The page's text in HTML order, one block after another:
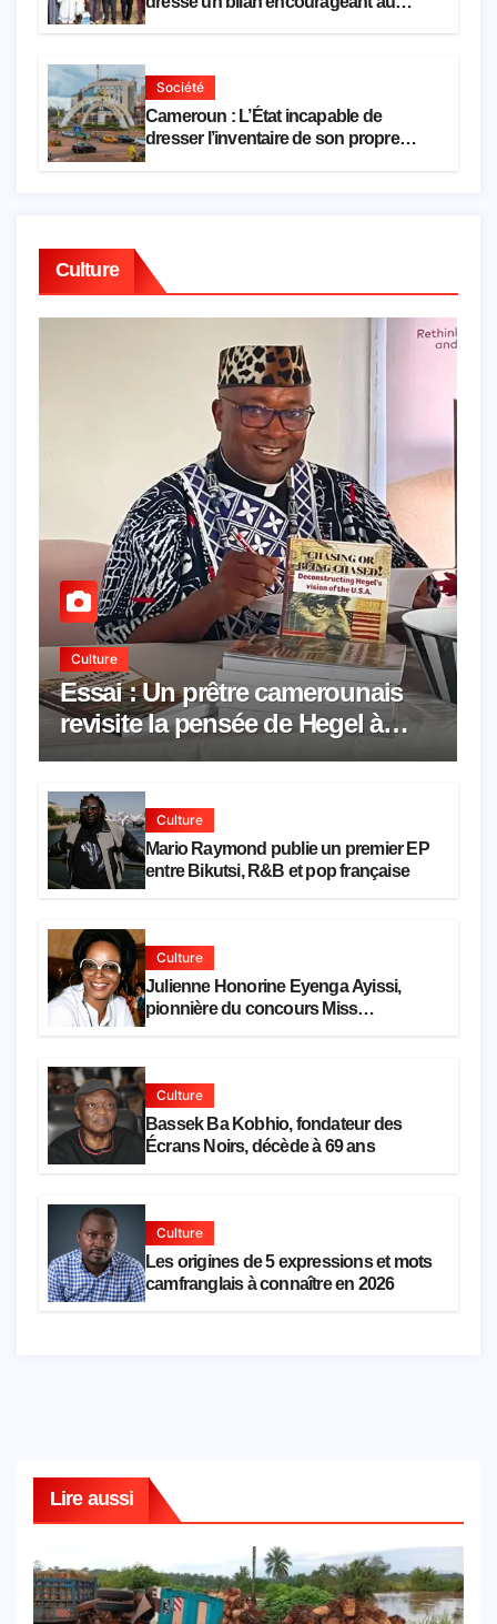
Société
Cameroun : L’État incapable de
dresser l’inventaire de son propre
Culture
Culture
Essai : Un prêtre camerounais
revisite la pensée de Hegel à
travers le rêve américain
Culture
Mario Raymond publie un premier EP
entre Bikutsi, R&B et pop française
Culture
Julienne Honorine Eyenga Ayissi,
pionnière du concours Miss
Culture
Bassek Ba Kobhio, fondateur des
Écrans Noirs, décède à 69 ans
Culture
Les origines de 5 expressions et mots
camfranglais à connaître en 2026
Lire aussi